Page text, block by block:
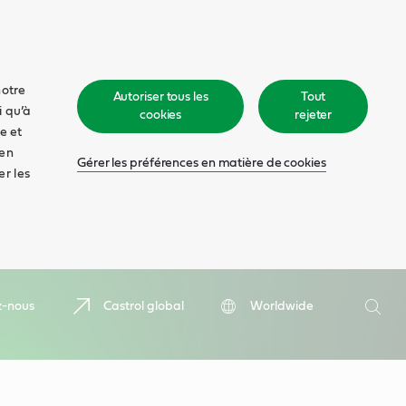
et
les
Autoriser tous les
cookies
Tout
rejeter
Gérer les préférences en matière de cookies
nous Castrol global
Worldwide